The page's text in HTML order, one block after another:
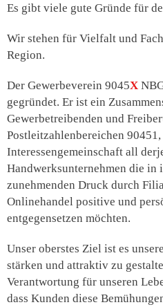
Es gibt viele gute Gründe für
Wir stehen für Vielfalt und
Region.
Der Gewerbeverein 9045X
gegründet. Er ist ein
Gewerbetreibenden und
Postleitzahlenbereichen
Interessengemeinschaft all
Handwerksunternehmen die in
zunehmenden Druck durch
Onlinehandel positive und
entgegensetzen möchten.
Unser oberstes Ziel ist es
stärken und attraktiv zu
Verantwortung für unseren
dass Kunden diese